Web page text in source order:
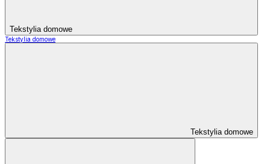
Tekstylia domowe
Tekstylia domowe
Tekstylia domowe